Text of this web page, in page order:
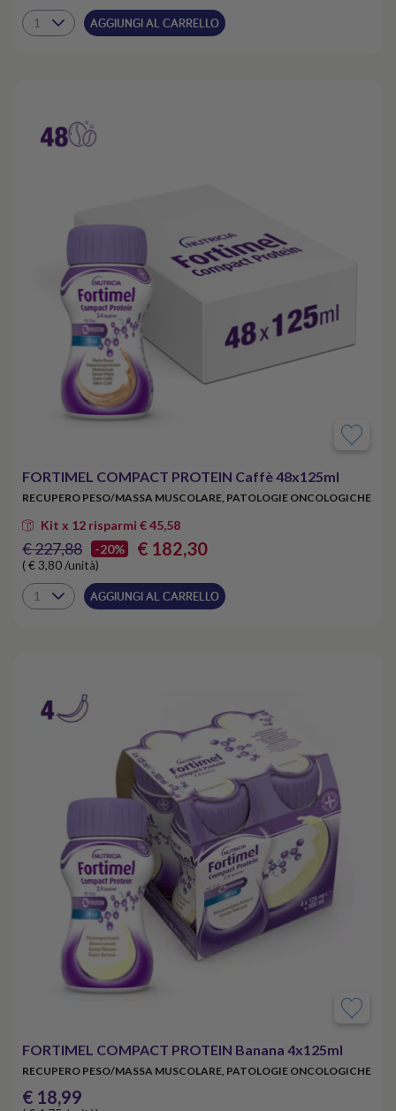
AGGIUNGI AL CARRELLO
FORTIMEL COMPACT PROTEIN Caffè 48x125ml
RECUPERO PESO/MASSA MUSCOLARE, PATOLOGIE ONCOLOGICHE
Kit x 12 risparmi € 45,58
€ 227,88 -20% € 182,30
( € 3,80 /unità)
AGGIUNGI AL CARRELLO
FORTIMEL COMPACT PROTEIN Banana 4x125ml
RECUPERO PESO/MASSA MUSCOLARE, PATOLOGIE ONCOLOGICHE
€ 18,99